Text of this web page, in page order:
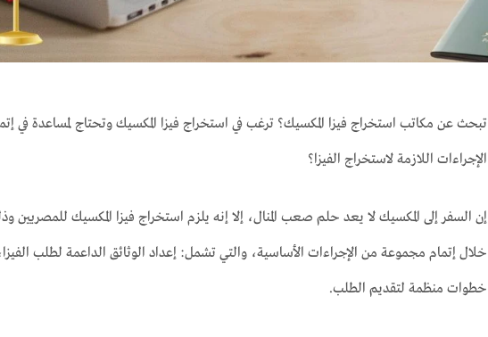
تبحث عن مكاتب استخراج فيزا المكسيك؟ ترغب في استخراج فيزا المكسيك وتحتاج لمساعدة في
الإجراءات اللازمة لاستخراج الفيزا؟
إن السفر إلى المكسيك لا يعد حلم صعب المنال، إلا إنه يلزم استخراج فيزا المكسيك للمصريين
خلال إتمام مجموعة من الإجراءات الأساسية، والتي تشمل: إعداد الوثائق الداعمة لطلب
خطوات منظمة لتقديم الطلب.